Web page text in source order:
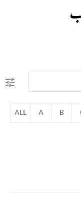
ALL A B